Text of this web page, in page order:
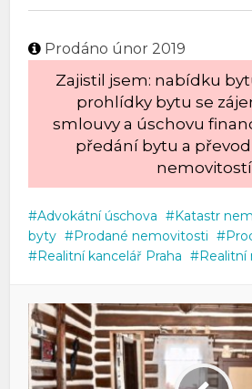
Prodáno únor 2019
Zajistil jsem: nabídku
prohlídky bytu se
smlouvy a úschovu
předání bytu a
nemovitostí
Advokátní úschova Katastr
byty
Prodané nemovitosti
Realitní kancelář Praha
Realitní